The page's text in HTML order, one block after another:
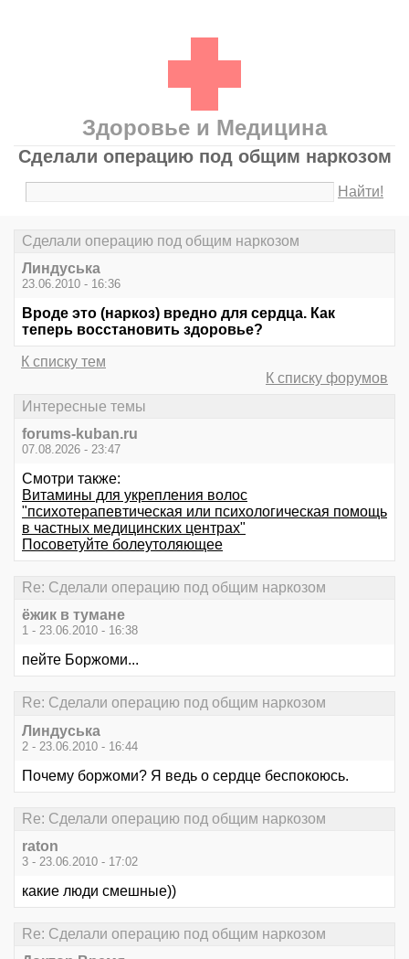
Здоровье и Медицина
Сделали операцию под общим наркозом
Найти!
Сделали операцию под общим наркозом
Линдуська
23.06.2010 - 16:36
Вроде это (наркоз) вредно для сердца. Как
теперь восстановить здоровье?
К списку тем
К списку форумов
Интересные темы
forums-kuban.ru
07.08.2026 - 23:47
Смотри также:
Витамины для укрепления волос
"психотерапевтическая или психологическая помощь
в частных медицинских центрах"
Посоветуйте болеутоляющее
Re: Сделали операцию под общим наркозом
ёжик в тумане
1 - 23.06.2010 - 16:38
пейте Боржоми...
Re: Сделали операцию под общим наркозом
Линдуська
2 - 23.06.2010 - 16:44
Почему боржоми? Я ведь о сердце беспокоюсь.
Re: Сделали операцию под общим наркозом
raton
3 - 23.06.2010 - 17:02
какие люди смешные))
Re: Сделали операцию под общим наркозом